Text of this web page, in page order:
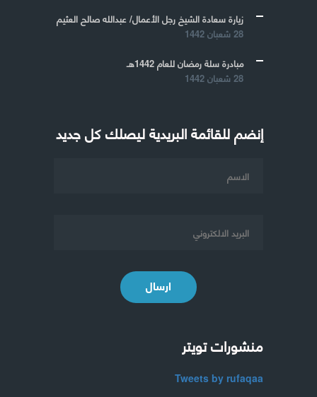
زيارة سعادة الشيخ رجل الأعمال/ عبدالله صالح العثيم
28 شعبان 1442
مبادرة سلة رمضان للعام 1442هـ
28 شعبان 1442
إنضم للقائمة البريدية ليصلك كل جديد
ارسال
منشورات تويتر
Tweets by rufaqaa